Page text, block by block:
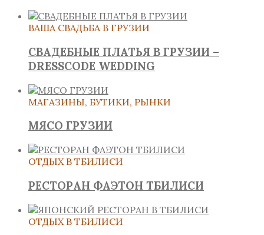
ВАША СВАДЬБА В ГРУЗИИ
СВАДЕБНЫЕ ПЛАТЬЯ В ГРУЗИИ –
DRESSCODE WEDDING
МАГАЗИНЫ, БУТИКИ, РЫНКИ
МЯСО ГРУЗИИ
ОТДЫХ В ТБИЛИСИ
РЕСТОРАН ФАЭТОН ТБИЛИСИ
ОТДЫХ В ТБИЛИСИ